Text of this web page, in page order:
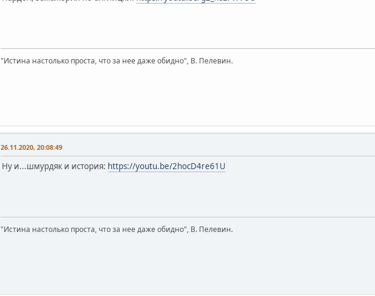
"Истина настолько проста, что за нее даже обидно", В. Пелевин.
26.11.2020, 20:08:49
Ну и...шмурдяк и история: https://youtu.be/2hocD4re61U
"Истина настолько проста, что за нее даже обидно", В. Пелевин.